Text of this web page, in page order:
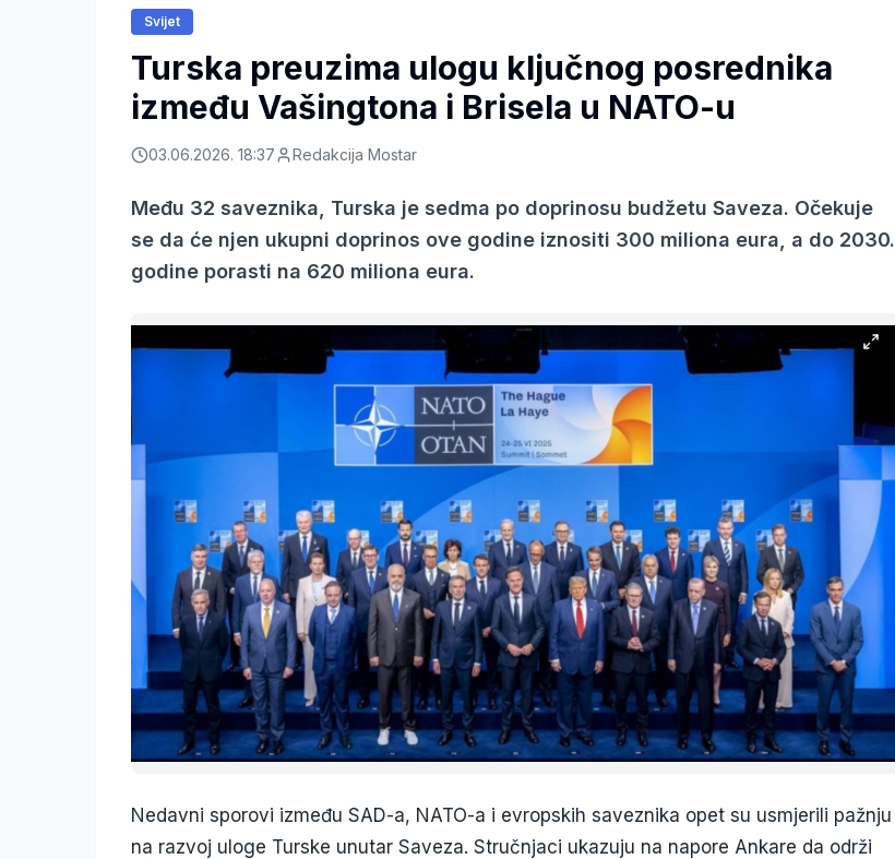
Svijet
Turska preuzima ulogu ključnog posrednika
između Vašingtona i Brisela u NATO-u
03.06.2026. 18:37 Redakcija Mostar
Među 32 saveznika, Turska je sedma po doprinosu budžetu Saveza. Očekuje
se da će njen ukupni doprinos ove godine iznositi 300 miliona eura, a do 2030.
godine porasti na 620 miliona eura.
Nedavni sporovi između SAD-a, NATO-a i evropskih saveznika opet su usmjerili pažnju
na razvoj uloge Turske unutar Saveza. Stručnjaci ukazuju na napore Ankare da održi